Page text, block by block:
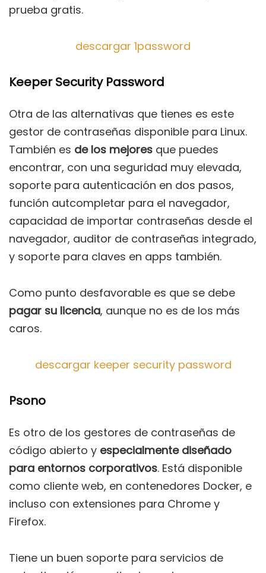
prueba gratis.
descargar 1password
Keeper Security Password
Otra de las alternativas que tienes es este
gestor de contraseñas disponible para Linux.
También es de los mejores que puedes
encontrar, con una seguridad muy elevada,
soporte para autenticación en dos pasos,
función autcompletar para el navegador,
capacidad de importar contraseñas desde el
navegador, auditor de contraseñas integrado,
y soporte para claves en apps también.
Como punto desfavorable es que se debe
pagar su licencia, aunque no es de los más
caros.
descargar keeper security password
Psono
Es otro de los gestores de contraseñas de
código abierto y especialmente diseñado
para entornos corporativos. Está disponible
como cliente web, en contenedores Docker, e
incluso con extensiones para Chrome y
Firefox.
Tiene un buen soporte para servicios de